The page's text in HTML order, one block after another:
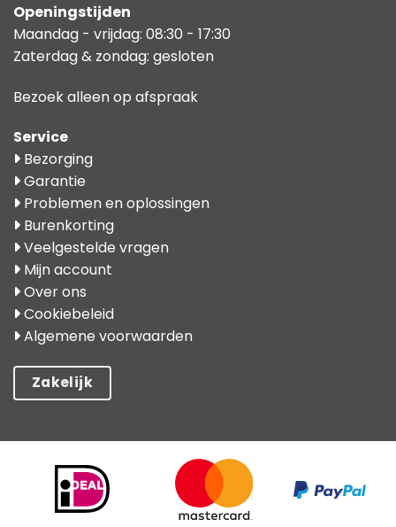
Openingstijden
Maandag - vrijdag: 08:30 - 17:30
Zaterdag & zondag: gesloten
Bezoek alleen op afspraak
Service
Bezorging
Garantie
Problemen en oplossingen
Burenkorting
Veelgestelde vragen
Mijn account
Over ons
Cookiebeleid
Algemene voorwaarden
Zakelijk